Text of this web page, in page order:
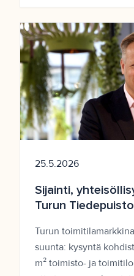
25.5.2026
Sijainti,
Turun
Turun
suunta: kysyntä
m² toimisto- ja